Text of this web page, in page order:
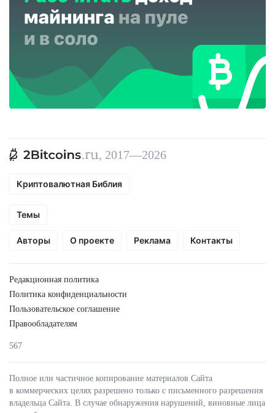
, 2017—2026
Криптовалютная Библия
Темы
Авторы О проекте Реклама Контакты
Редакционная политика
Политика конфиденциальности
Пользовательское соглашение
Правообладателям
567
Полное или частичное копирование материалов Сайта
в коммерческих целях разрешено только с письменного разрешения
владельца Сайта. В случае обнаружения нарушений, виновные лица